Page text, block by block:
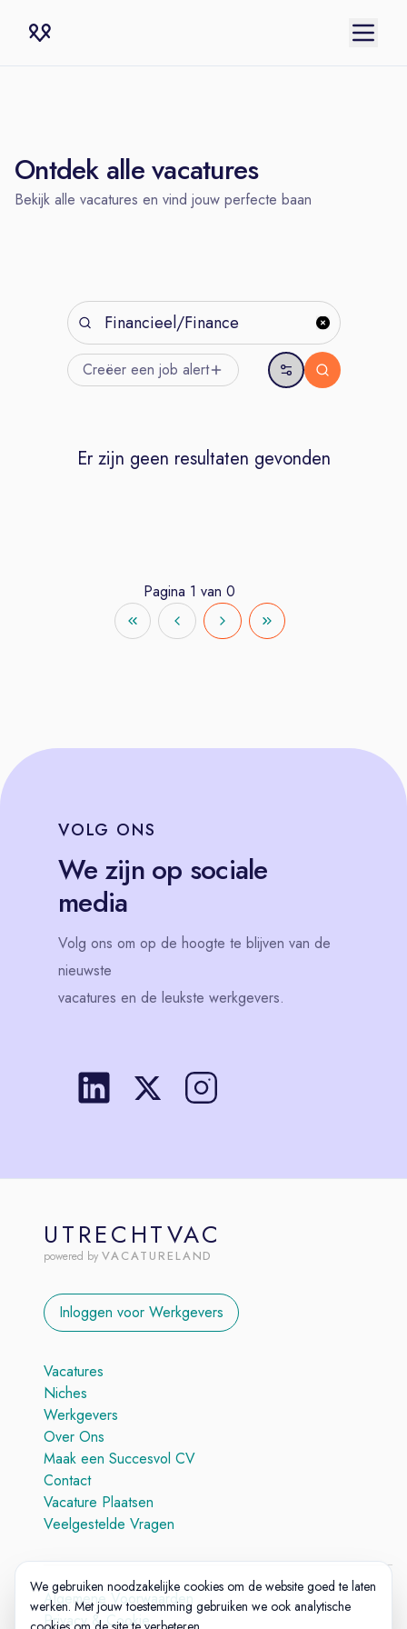
Ontdek alle vacatures
Bekijk alle vacatures en vind jouw perfecte baan
Creëer een job alert
Er zijn geen resultaten gevonden
Pagina 1 van 0
VOLG ONS
We zijn op sociale
media
Volg ons om op de hoogte te blijven van de
nieuwste
vacatures en de leukste werkgevers.
UTRECHTVAC
powered by VACATURELAND
Inloggen voor Werkgevers
Vacatures
Niches
Werkgevers
Over Ons
Maak een Succesvol CV
Contact
Vacature Plaatsen
Veelgestelde Vragen
Algemene Voorwaarden
Privacy & Cookie
We gebruiken noodzakelijke cookies om de website goed te laten
werken. Met jouw toestemming gebruiken we ook analytische